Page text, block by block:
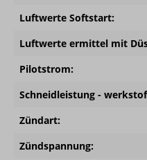
Luftwerte Softstart:
Luftwerte ermittel mit
Pilotstrom:
Schneidleistung -
Zündart:
Zündspannung: